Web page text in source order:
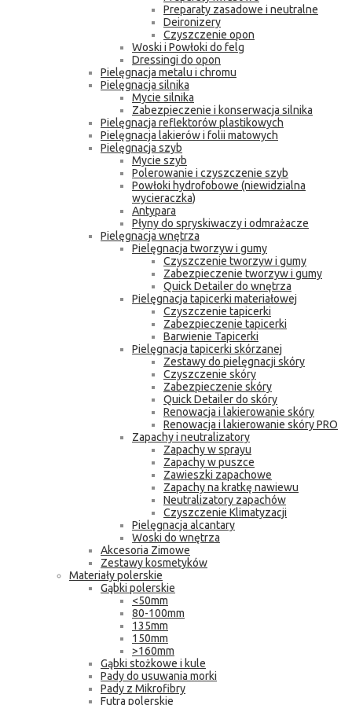
Preparaty zasadowe i neutralne
Deironizery
Czyszczenie opon
Woski i Powłoki do felg
Dressingi do opon
Pielęgnacja metalu i chromu
Pielęgnacja silnika
Mycie silnika
Zabezpieczenie i konserwacja silnika
Pielęgnacja reflektorów plastikowych
Pielęgnacja lakierów i folii matowych
Pielęgnacja szyb
Mycie szyb
Polerowanie i czyszczenie szyb
Powłoki hydrofobowe (niewidzialna
wycieraczka)
Antypara
Płyny do spryskiwaczy i odmrażacze
Pielęgnacja wnętrza
Pielęgnacja tworzyw i gumy
Czyszczenie tworzyw i gumy
Zabezpieczenie tworzyw i gumy
Quick Detailer do wnętrza
Pielęgnacja tapicerki materiałowej
Czyszczenie tapicerki
Zabezpieczenie tapicerki
Barwienie Tapicerki
Pielęgnacja tapicerki skórzanej
Zestawy do pielęgnacji skóry
Czyszczenie skóry
Zabezpieczenie skóry
Quick Detailer do skóry
Renowacja i lakierowanie skóry
Renowacja i lakierowanie skóry PRO
Zapachy i neutralizatory
Zapachy w sprayu
Zapachy w puszce
Zawieszki zapachowe
Zapachy na kratkę nawiewu
Neutralizatory zapachów
Czyszczenie Klimatyzacji
Pielęgnacja alcantary
Woski do wnętrza
Akcesoria Zimowe
Zestawy kosmetyków
Materiały polerskie
Gąbki polerskie
<50mm
80-100mm
135mm
150mm
>160mm
Gąbki stożkowe i kule
Pady do usuwania morki
Pady z Mikrofibry
Futra polerskie